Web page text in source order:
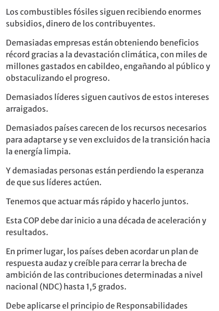
Los combustibles fósiles siguen recibiendo enormes
subsidios, dinero de los contribuyentes.
Demasiadas empresas están obteniendo beneficios
récord gracias a la devastación climática, con miles de
millones gastados en cabildeo, engañando al público y
obstaculizando el progreso.
Demasiados líderes siguen cautivos de estos intereses
arraigados.
Demasiados países carecen de los recursos necesarios
para adaptarse y se ven excluidos de la transición hacia
la energía limpia.
Y demasiadas personas están perdiendo la esperanza
de que sus líderes actúen.
Tenemos que actuar más rápido y hacerlo juntos.
Esta COP debe dar inicio a una década de aceleración y
resultados.
En primer lugar, los países deben acordar un plan de
respuesta audaz y creíble para cerrar la brecha de
ambición de las contribuciones determinadas a nivel
nacional (NDC) hasta 1,5 grados.
Debe aplicarse el principio de Responsabilidades